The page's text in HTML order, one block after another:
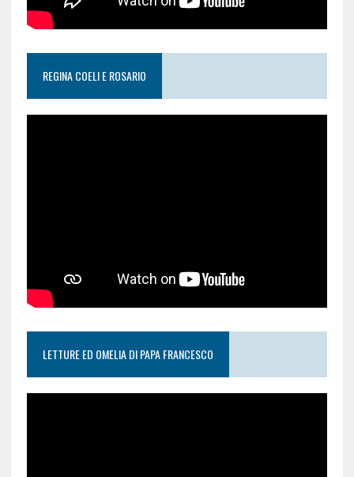
REGINA COELI E ROSARIO
LETTURE ED OMELIA DI PAPA FRANCESCO